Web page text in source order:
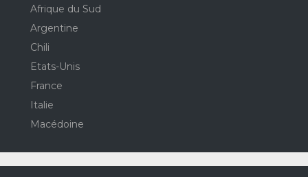
Afrique du Sud
Argentine
Chili
Etats-Unis
France
Italie
Macédoine